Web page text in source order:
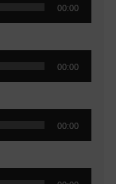
00:00
00:00
00:00